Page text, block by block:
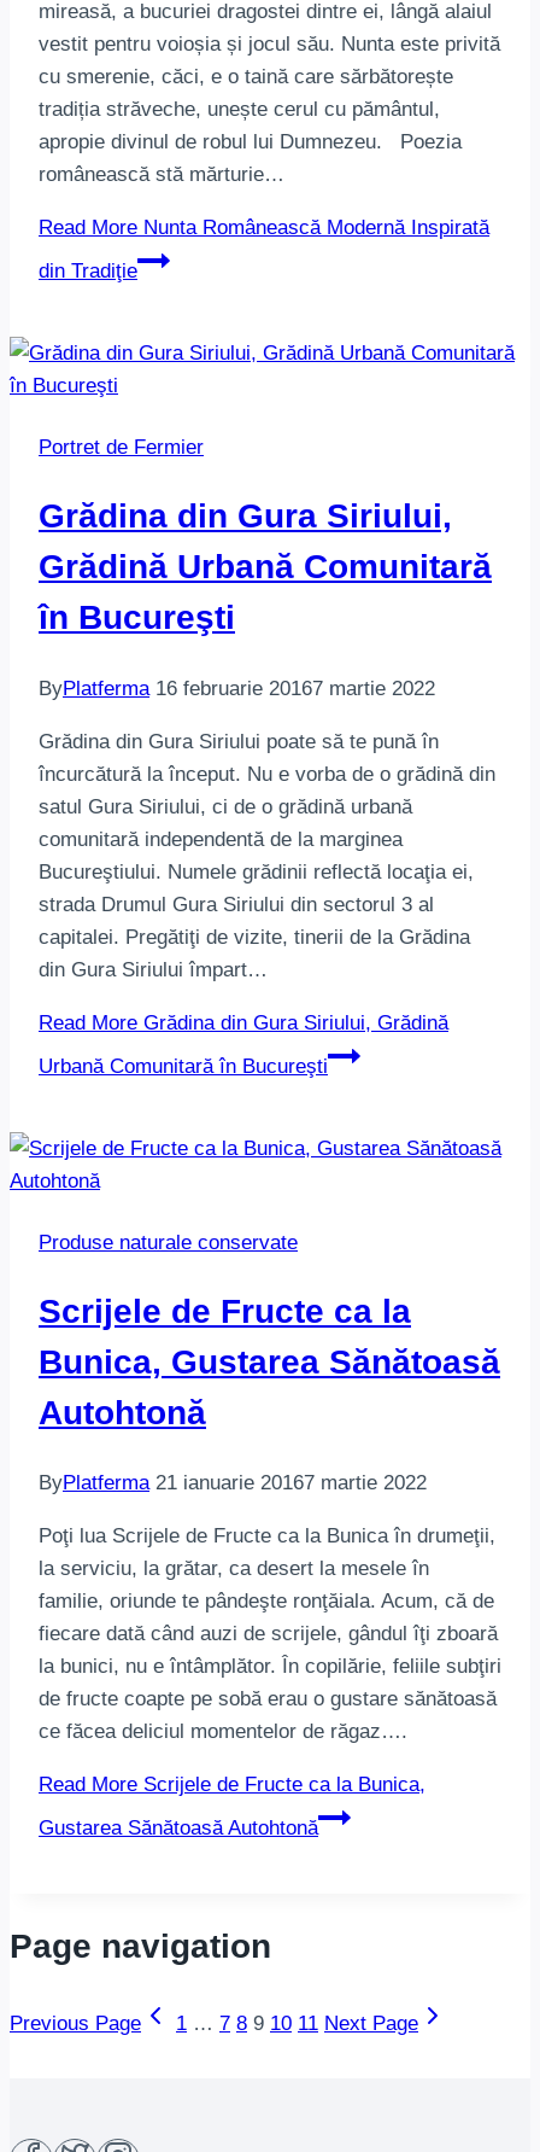
mireasă, a bucuriei dragostei dintre ei, lângă alaiul
vestit pentru voioșia și jocul său. Nunta este privită
cu smerenie, căci, e o taină care sărbătorește
tradiția străveche, unește cerul cu pământul,
apropie divinul de robul lui Dumnezeu. Poezia
românească stă mărturie…
Read More Nunta Românească Modernă Inspirată
din Tradiţie
Portret de Fermier
Grădina din Gura Siriului,
Grădină Urbană Comunitară
în Bucureşti
ByPlatferma 16 februarie 20167 martie 2022
Grădina din Gura Siriului poate să te pună în
încurcătură la început. Nu e vorba de o grădină din
satul Gura Siriului, ci de o grădină urbană
comunitară independentă de la marginea
Bucureştiului. Numele grădinii reflectă locaţia ei,
strada Drumul Gura Siriului din sectorul 3 al
capitalei. Pregătiţi de vizite, tinerii de la Grădina
din Gura Siriului împart…
Read More Grădina din Gura Siriului, Grădină
Urbană Comunitară în Bucureşti
Produse naturale conservate
Scrijele de Fructe ca la
Bunica, Gustarea Sănătoasă
Autohtonă
ByPlatferma 21 ianuarie 20167 martie 2022
Poţi lua Scrijele de Fructe ca la Bunica în drumeţii,
la serviciu, la grătar, ca desert la mesele în
familie, oriunde te pândeşte ronţăiala. Acum, că de
fiecare dată când auzi de scrijele, gândul îţi zboară
la bunici, nu e întâmplător. În copilărie, feliile subţiri
de fructe coapte pe sobă erau o gustare sănătoasă
ce făcea deliciul momentelor de răgaz….
Read More Scrijele de Fructe ca la Bunica,
Gustarea Sănătoasă Autohtonă
Page navigation
Previous Page 1 … 7 8 9 10 11 Next Page